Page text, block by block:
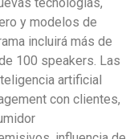
y modelos de
incluirá más de
100 speakers. Las
artificial
con clientes,